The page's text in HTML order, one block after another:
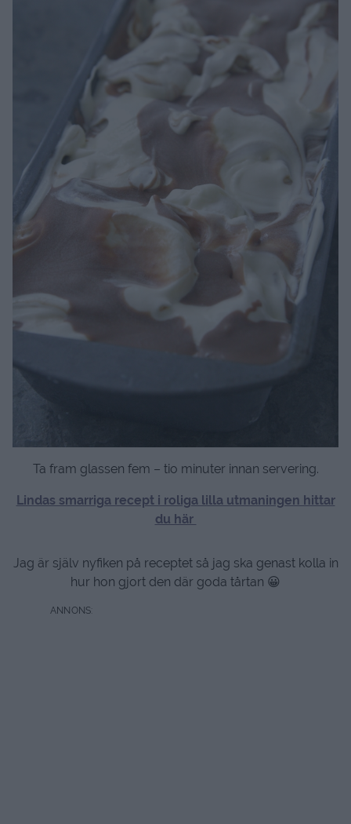
Ta fram glassen fem – tio minuter innan servering.
Lindas smarriga recept i roliga lilla utmaningen hittar
du här
Jag är själv nyfiken på receptet så jag ska genast kolla in
hur hon gjort den där goda tårtan 😀